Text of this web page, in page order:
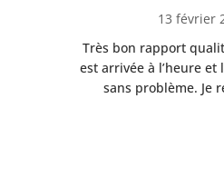
13 février
Très bon rapport
est arrivée à l’heure et
sans problème. Je